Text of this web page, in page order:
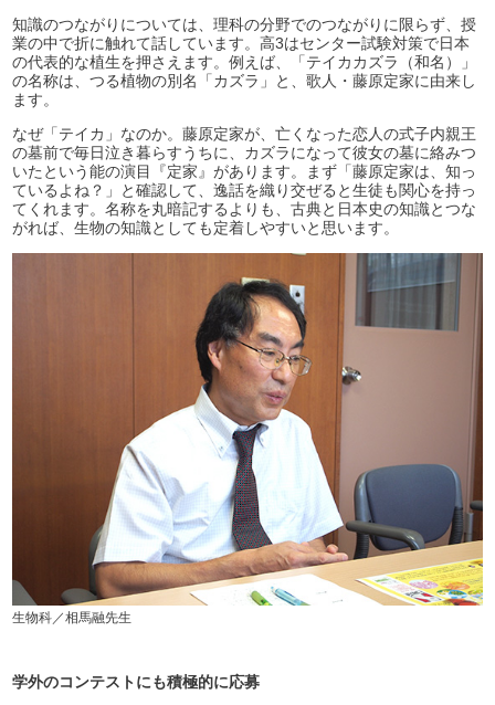
知識のつながりについては、理科の分野でのつながりに限らず、授
業の中で折に触れて話しています。高3はセンター試験対策で日本
の代表的な植生を押さえます。例えば、「テイカカズラ（和名）」
の名称は、つる植物の別名「カズラ」と、歌人・藤原定家に由来し
ます。
なぜ「テイカ」なのか。藤原定家が、亡くなった恋人の式子内親王
の墓前で毎日泣き暮らすうちに、カズラになって彼女の墓に絡みつ
いたという能の演目『定家』があります。まず「藤原定家は、知っ
ているよね？」と確認して、逸話を織り交ぜると生徒も関心を持っ
てくれます。名称を丸暗記するよりも、古典と日本史の知識とつな
がれば、生物の知識としても定着しやすいと思います。
生物科／相馬融先生
学外のコンテストにも積極的に応募